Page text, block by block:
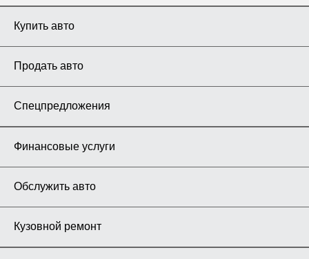
Купить авто
Продать авто
Спецпредложения
Финансовые услуги
Обслужить авто
Кузовной ремонт